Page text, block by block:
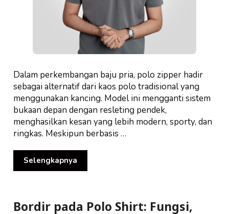
Dalam perkembangan baju pria, polo zipper hadir
sebagai alternatif dari kaos polo tradisional yang
menggunakan kancing. Model ini mengganti sistem
bukaan depan dengan resleting pendek,
menghasilkan kesan yang lebih modern, sporty, dan
ringkas. Meskipun berbasis …
Selengkapnya
Bordir pada Polo Shirt: Fungsi,